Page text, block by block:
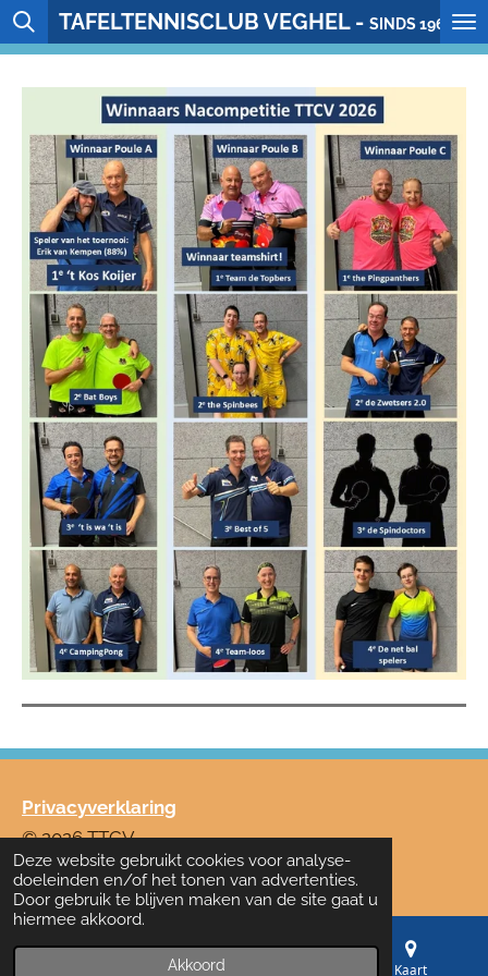
Deze website gebruikt cookies voor analyse-
doeleinden en/of het tonen van advertenties.
Door gebruik te blijven maken van de site gaat u
hiermee akkoord.
Akkoord
Ga
direct
hoofdinhoud
TAFELTENNISCLUB VEGHEL - SINDS 1964
Privacyverklaring
© 2026 TTCV
Powered byJouwWeb
Telefoonnummer Kaart